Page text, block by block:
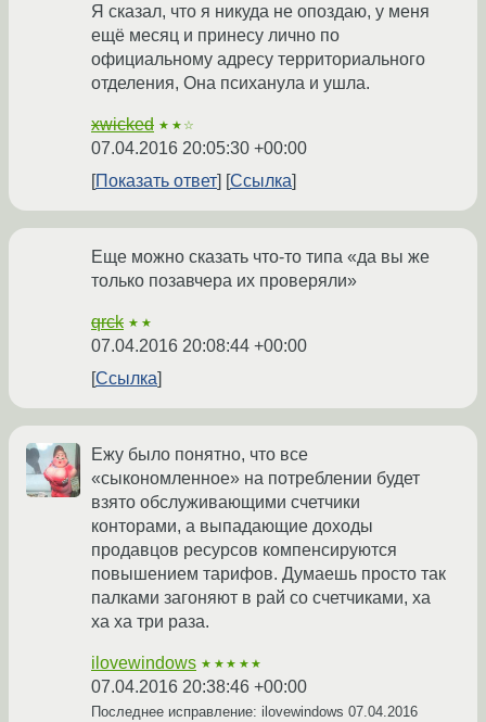
Я сказал, что я никуда не опоздаю, у меня
ещё месяц и принесу лично по
официальному адресу территориального
отделения, Она психанула и ушла.
xwicked ★★☆
07.04.2016 20:05:30 +00:00
Показать ответ
Ссылка
Еще можно сказать что-то типа «да вы же
только позавчера их проверяли»
qrck ★★
07.04.2016 20:08:44 +00:00
Ссылка
Ежу было понятно, что все
«сыкономленное» на потреблении будет
взято обслуживающими счетчики
конторами, а выпадающие доходы
продавцов ресурсов компенсируются
повышением тарифов. Думаешь просто так
палками загоняют в рай со счетчиками, ха
ха ха три раза.
ilovewindows ★★★★★
07.04.2016 20:38:46 +00:00
Последнее исправление: ilovewindows 07.04.2016